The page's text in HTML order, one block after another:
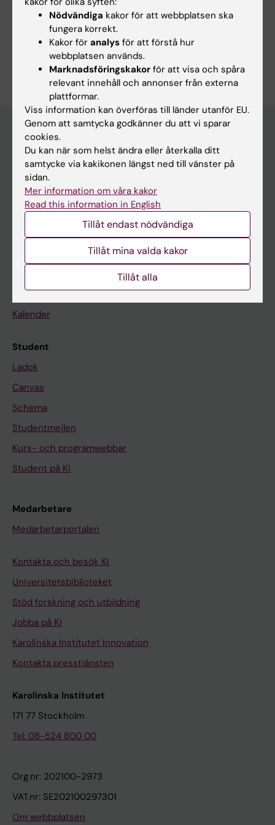
Metaanalys som ämne
Randomiserade kliniska prövningar som ämne
Är du Jonna Hybelius?
Redigera din profil
Huvudmeny
Utbildning
Forskarutbildning
Forskning
Om KI
Nyheter
Kalender
Student
Ladok
Canvas
Schema
Studentmejlen
Kurs- och programwebbar
Student på KI
Medarbetare
Medarbetarportalen
Kontakta och besök KI
Universitetsbiblioteket
Stöd forskning och utbildning
Jobba på KI
Karolinska Institutet Innovation
Kontakta presstjänsten
Karolinska Institutet
171 77 Stockholm
Tel: 08-524 800 00
Org.nr: 202100-2973
VAT.nr: SE202100297301
Om webbplatsen
Nödvändiga kakor för att webbplatsen ska
fungera korrekt.
Kakor för analys för att förstå hur
webbplatsen används.
Marknadsföringskakor för att visa och spåra
relevant innehåll och annonser från externa
plattformar.
Viss information kan överföras till länder utanför EU.
Genom att samtycka godkänner du att vi sparar
cookies.
Du kan när som helst ändra eller återkalla ditt
samtycke via kakikonen längst ned till vänster på
sidan.
Mer information om våra kakor
Read this information in English
Tillåt endast nödvändiga
Tillåt mina valda kakor
Tillåt alla